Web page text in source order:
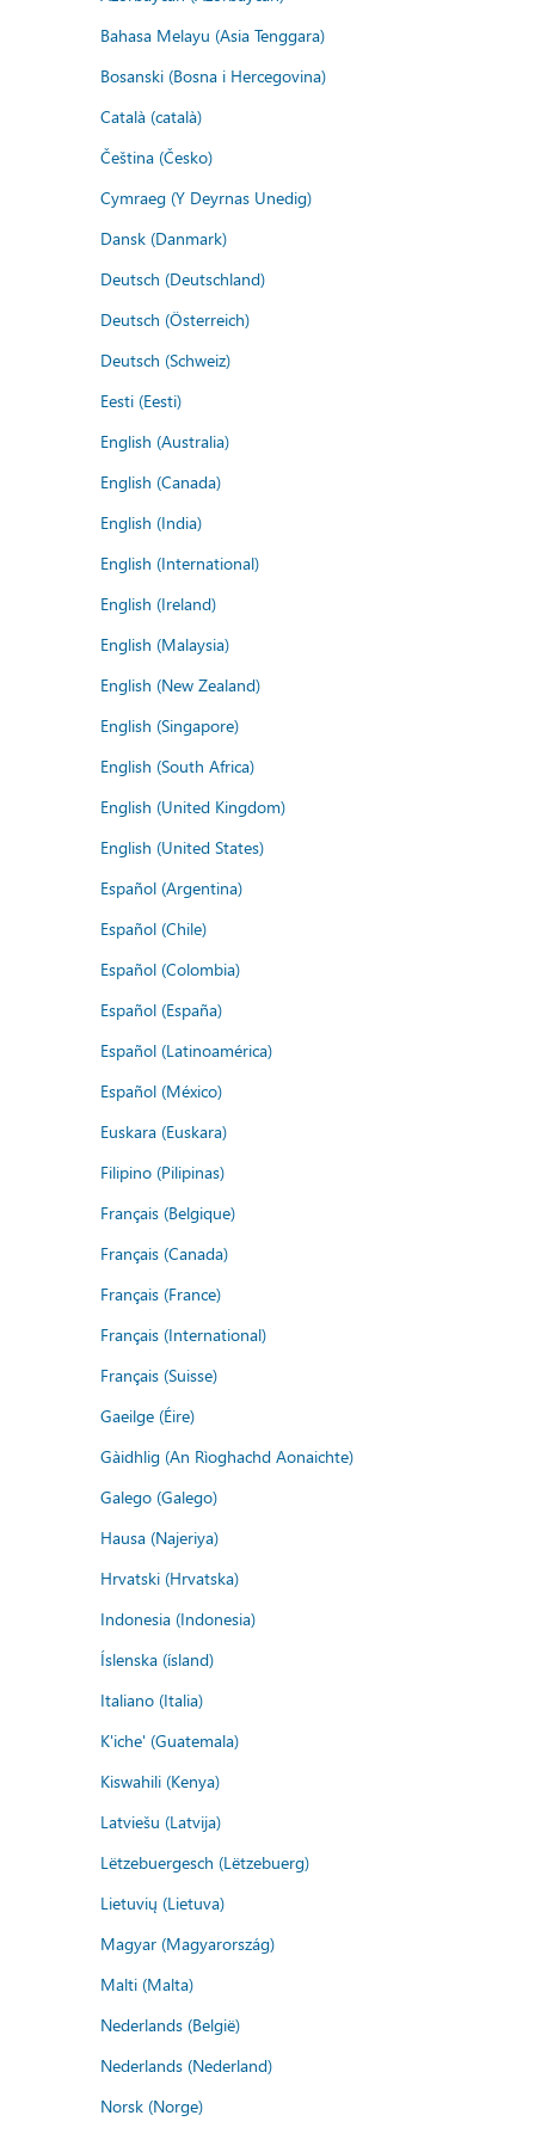
Bahasa Melayu (Asia Tenggara)
Bosanski (Bosna i Hercegovina)
Català (català)
Čeština (Česko)
Cymraeg (Y Deyrnas Unedig)
Dansk (Danmark)
Deutsch (Deutschland)
Deutsch (Österreich)
Deutsch (Schweiz)
Eesti (Eesti)
English (Australia)
English (Canada)
English (India)
English (International)
English (Ireland)
English (Malaysia)
English (New Zealand)
English (Singapore)
English (South Africa)
English (United Kingdom)
English (United States)
Español (Argentina)
Español (Chile)
Español (Colombia)
Español (España)
Español (Latinoamérica)
Español (México)
Euskara (Euskara)
Filipino (Pilipinas)
Français (Belgique)
Français (Canada)
Français (France)
Français (International)
Français (Suisse)
Gaeilge (Éire)
Gàidhlig (An Rìoghachd Aonaichte)
Galego (Galego)
Hausa (Najeriya)
Hrvatski (Hrvatska)
Indonesia (Indonesia)
Íslenska (ísland)
Italiano (Italia)
K'iche' (Guatemala)
Kiswahili (Kenya)
Latviešu (Latvija)
Lëtzebuergesch (Lëtzebuerg)
Lietuvių (Lietuva)
Magyar (Magyarország)
Malti (Malta)
Nederlands (België)
Nederlands (Nederland)
Norsk (Norge)